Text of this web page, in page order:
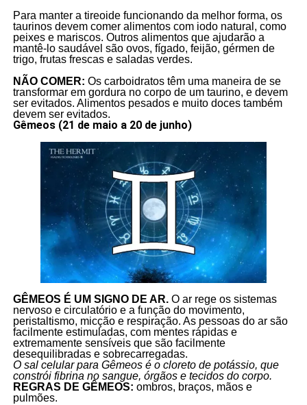
Para manter a tireoide funcionando da melhor forma, os
taurinos devem comer alimentos com iodo natural, como
peixes e mariscos. Outros alimentos que ajudarão a
mantê-lo saudável são ovos, fígado, feijão, gérmen de
trigo, frutas frescas e saladas verdes.
NÃO COMER: Os carboidratos têm uma maneira de se
transformar em gordura no corpo de um taurino, e devem
ser evitados. Alimentos pesados e muito doces também
devem ser evitados.
Gêmeos (21 de maio a 20 de junho)
GÊMEOS É UM SIGNO DE AR.O ar rege os sistemas
nervoso e circulatório e a função do movimento,
peristaltismo, micção e respiração. As pessoas do ar são
facilmente estimuladas, com mentes rápidas e
extremamente sensíveis que são facilmente
desequilibradas e sobrecarregadas.
O sal celular para Gêmeos é o cloreto de potássio, que
constrói fibrina no sangue, órgãos e tecidos do corpo.
REGRAS DE GÊMEOS: ombros, braços, mãos e
pulmões.